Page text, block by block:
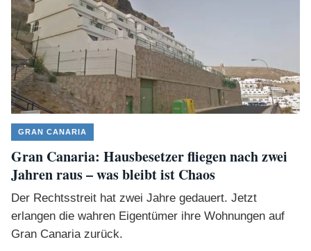
GRAN CANARIA
Gran Canaria: Hausbesetzer fliegen nach zwei
Jahren raus – was bleibt ist Chaos
Der Rechtsstreit hat zwei Jahre gedauert. Jetzt
erlangen die wahren Eigentümer ihre Wohnungen auf
Gran Canaria zurück.